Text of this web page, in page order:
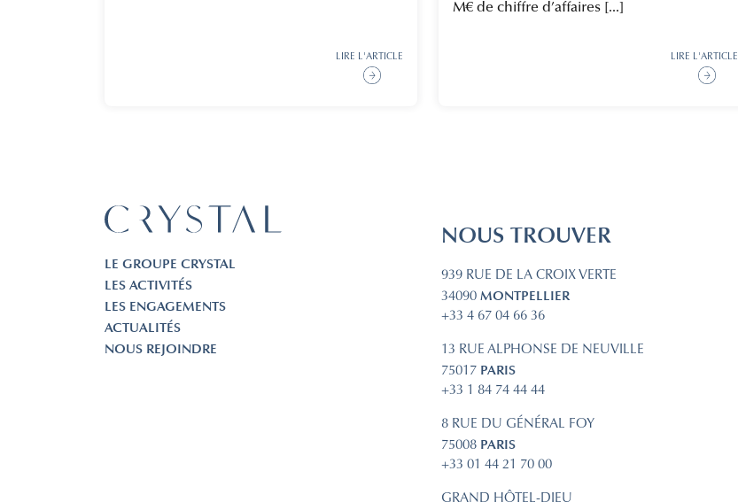
LIRE L'ARTICLE
M€ de chiffre d’affaires [...]
LIRE L'ARTICLE
LE GROUPE CRYSTAL
LES ACTIVITÉS
LES ENGAGEMENTS
ACTUALITÉS
NOUS REJOINDRE
NOUS TROUVER
939 RUE DE LA CROIX VERTE
34090 MONTPELLIER
+33 4 67 04 66 36
13 RUE ALPHONSE DE NEUVILLE
75017 PARIS
+33 1 84 74 44 44
8 RUE DU GÉNÉRAL FOY
75008 PARIS
+33 01 44 21 70 00
GRAND HÔTEL-DIEU